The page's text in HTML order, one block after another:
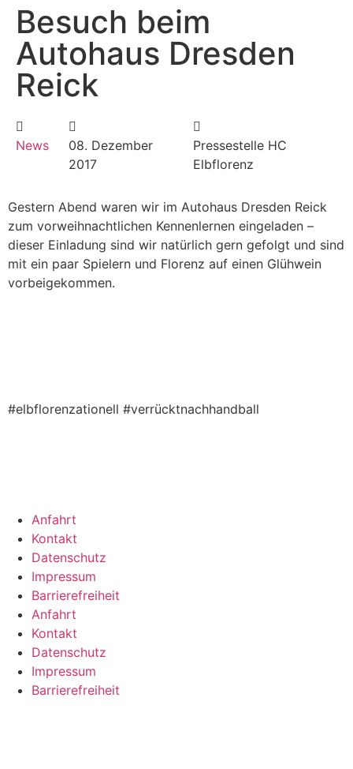
Besuch beim
Autohaus Dresden
Reick
News
08. Dezember
2017
Pressestelle HC
Elbflorenz
Gestern Abend waren wir im Autohaus Dresden Reick
zum vorweihnachtlichen Kennenlernen eingeladen –
dieser Einladung sind wir natürlich gern gefolgt und sind
mit ein paar Spielern und Florenz auf einen Glühwein
vorbeigekommen.
#elbflorenzationell #verrücktnachhandball
Anfahrt
Kontakt
Datenschutz
Impressum
Barrierefreiheit
Anfahrt
Kontakt
Datenschutz
Impressum
Barrierefreiheit